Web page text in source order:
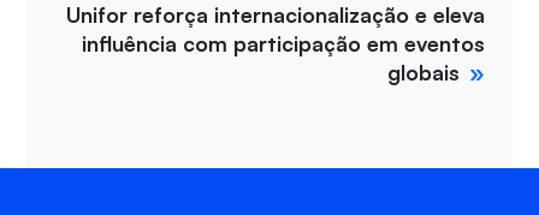
Unifor reforça internacionalização e eleva
influência com participação em eventos
globais